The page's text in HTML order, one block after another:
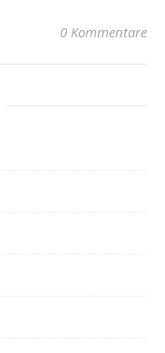
0 Kommentare